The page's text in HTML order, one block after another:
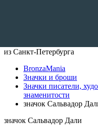
из Санкт-Петербурга
BronzaMania
Значки и броши
Значки писатели,
знаменитости
значок Сальвадор
значок Сальвадор Дали